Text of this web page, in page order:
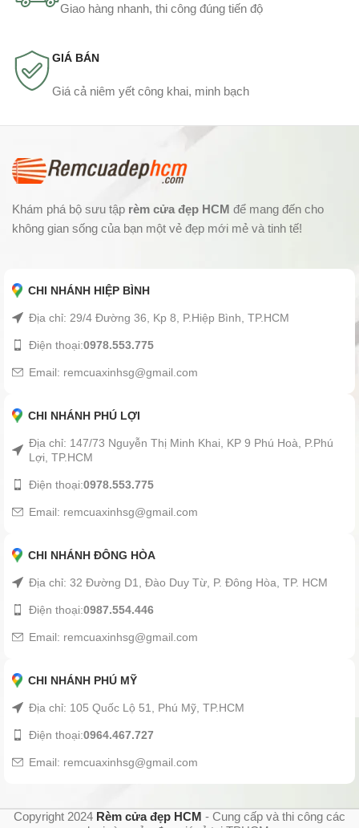
Giao hàng nhanh, thi công đúng tiến độ
GIÁ BÁN
Giá cả niêm yết công khai, minh bạch
Khám phá bộ sưu tập rèm cửa đẹp HCM để mang đến cho
không gian sống của bạn một vẻ đẹp mới mẻ và tinh tế!
CHI NHÁNH HIỆP BÌNH
Địa chỉ: 29/4 Đường 36, Kp 8, P.Hiệp Bình, TP.HCM
Điện thoại:0978.553.775
Email: remcuaxinhsg@gmail.com
CHI NHÁNH PHÚ LỢI
Địa chỉ: 147/73 Nguyễn Thị Minh Khai, KP 9 Phú Hoà, P.Phú
Lợi, TP.HCM
Điện thoại:0978.553.775
Email: remcuaxinhsg@gmail.com
CHI NHÁNH ĐÔNG HÒA
Địa chỉ: 32 Đường D1, Đào Duy Từ, P. Đông Hòa, TP. HCM
Điện thoại:0987.554.446
Email: remcuaxinhsg@gmail.com
CHI NHÁNH PHÚ MỸ
Địa chỉ: 105 Quốc Lộ 51, Phú Mỹ, TP.HCM
Điện thoại:0964.467.727
Email: remcuaxinhsg@gmail.com
Copyright 2024 Rèm cửa đẹp HCM - Cung cấp và thi công các